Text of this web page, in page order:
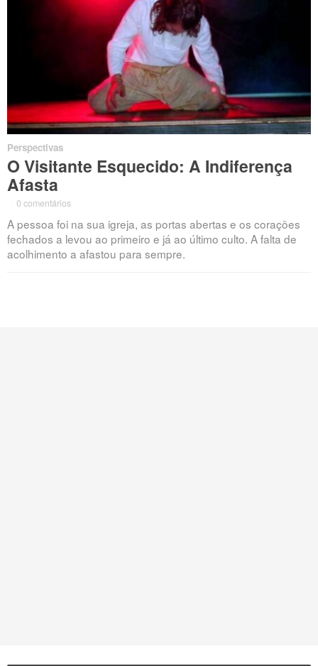
Perspectivas
O Visitante Esquecido: A Indiferença
Afasta
0 comentários
A pessoa foi na sua igreja, as portas abertas e os corações
fechados a levou ao primeiro e já ao último culto. A falta de
acolhimento a afastou para sempre.